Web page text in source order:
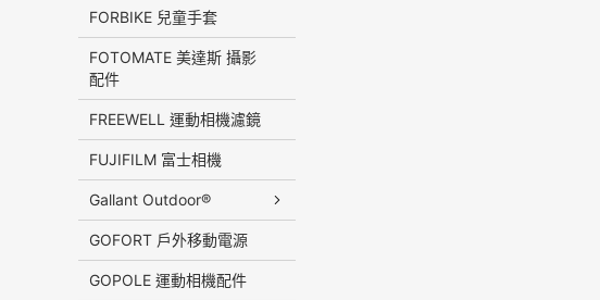
FORBIKE 兒童手套
FOTOMATE 美達斯 攝影
配件
FREEWELL 運動相機濾鏡
FUJIFILM 富士相機
Gallant Outdoor®️
GOFORT 戶外移動電源
GOPOLE 運動相機配件